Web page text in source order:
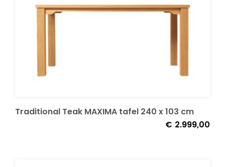
Traditional Teak MAXIMA tafel 240 x 103 cm
€ 2.999,00